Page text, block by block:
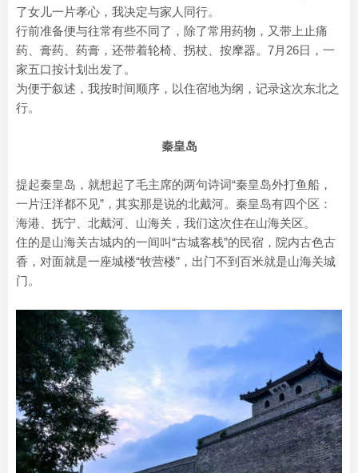
了女儿一片孝心，我决定与家人同行。
行前准备便与往常有些不同了，除了常用药物，又带上止痛
药、膏药、药膏，还带着轮椅、拐杖、按摩器。7月26日，一
家五口按计划出发了。
为便于叙述，我按时间顺序，以住宿地为纲，记录这次东北之
行。
秦皇岛
提起秦皇岛，就想起了毛主席的两句诗词“秦皇岛外打鱼船，
一片汪洋都不见”，其实那是说的北戴河。秦皇岛有四个区：
海港、抚宁、北戴河、山海关，我们这次住在山海关区。
住的是山海关古城内的一间叫“古城客栈”的民宿，院内古色古
香，对面就是一座城楼“牧营楼”，出门不到百米就是山海关城
门。